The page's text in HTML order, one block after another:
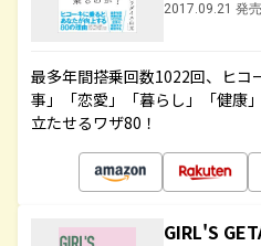
2017.09.21 発売
最多年間搭乗回数1022回、ヒコ
事」「恋愛」「暮らし」「健康
立たせるワザ80！
GIRL'S